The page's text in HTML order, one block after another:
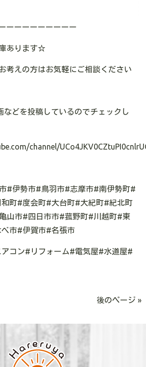
ーーーーーーーーー
あります☆
考えの方はお気軽にご相談ください
どを投稿しているのでチェックし
channel/
#伊勢市#鳥羽市#志摩市#南伊勢町#
町#度会町#大台町#大紀町#紀北町
山市#四日市市#菰野町#川越町#東
市#伊賀市#名張市
コン#リフォーム#電気屋#水道屋#
後のページ »